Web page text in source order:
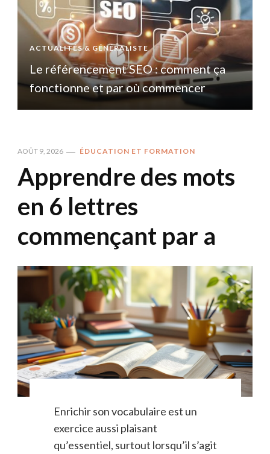
ACTUALITÉS & GÉNÉRALISTE
Le référencement SEO : comment ça
fonctionne et par où commencer
AOÛT 9, 2026 ÉDUCATION ET FORMATION
Apprendre des mots
en 6 lettres
commençant par a
Enrichir son vocabulaire est un
exercice aussi plaisant
qu’essentiel, surtout lorsqu’il s’agit